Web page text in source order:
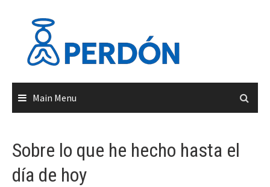
Main Menu
Sobre lo que he hecho hasta el
día de hoy